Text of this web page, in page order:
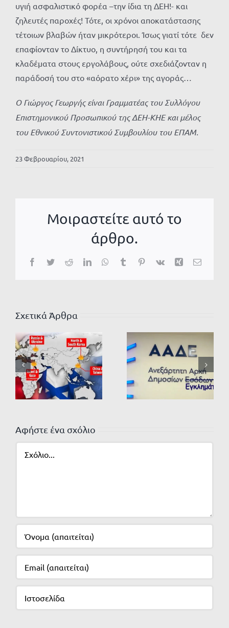
υγιή ασφαλιστικό φορέα –την ίδια τη ΔΕΗ!- και
ζηλευτές παροχές! Τότε, οι χρόνοι αποκατάστασης
τέτοιων βλαβών ήταν μικρότεροι. Ίσως γιατί τότε δεν
επαφίονταν το Δίκτυο, η συντήρησή του και τα
κλαδέματα στους εργολάβους, ούτε σχεδιάζονταν η
παράδοσή του στο «αόρατο χέρι» της αγοράς…
Ο Γιώργος Γεωργής είναι Γραμματέας του Συλλόγου
Επιστημονικού Προσωπικού της ΔΕΗ-ΚΗΕ και μέλος
του Εθνικού Συντονιστικού Συμβουλίου του ΕΠΑΜ.
23 Φεβρουαρίου, 2021
Μοιραστείτε αυτό το
άρθρο.
Facebook
TwitterRedditLinkedInWhatsApp
TumblrPinterest
Vk Xing Email
Σχετικά Άρθρα
Αφήστε ένα σχόλιο